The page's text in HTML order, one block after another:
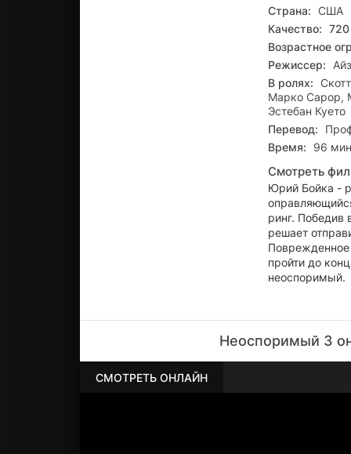
Страна: США
Качество:
Возрастное
Режиссер:
В ролях:
Марко Сарор,
Эстебан Куето
Перевод:
Время:
96
Смотреть
Юрий Бойка -
ринг.
решает
Поврежденное
пройти до
неоспоримый.
Неоспоримый 3
СМОТРЕТЬ ОНЛАЙН